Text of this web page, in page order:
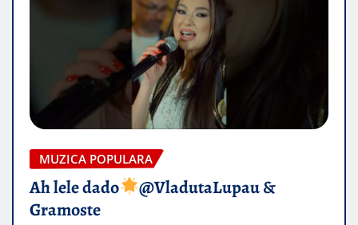
MUZICA POPULARA
Ah lele dado​
@VladutaLupau &
Gramoste